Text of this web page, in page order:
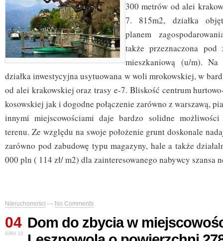
300 metrów od alei
7. 815m2, działka
planem
także przeznaczona pod
mieszkaniową (u/m). Na
działka inwestycyjna usytuowana w woli mrokowskiej, w
od alei krakowskiej oraz trasy e-7. Bliskość centrum
kosowskiej jak i dogodne połączenie zarówno z warszawą,
innymi miejscowościami daje bardzo solidne
terenu. Ze względu na swoje położenie grunt doskonale
zarówno pod zabudowę typu magazyny, hale a także
000 pln ( 114 zł/ m2) dla zainteresowanego nabywcy szansa
Nieruchomości — No Comments
04
GRU 15
Dom do zbycia w